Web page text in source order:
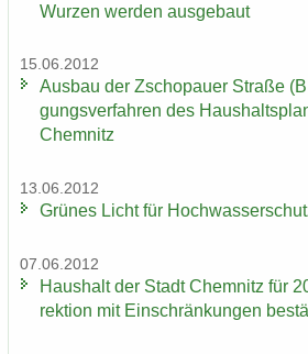
Wur­zen wer­den aus­ge­baut
15.06.2012
Aus­bau der Zscho­pau­er Stra­ße
gungs­ver­fah­ren des
Chem­nitz
13.06.2012
Grü­nes Licht für
07.06.2012
Haus­halt der Stadt Chem­nitz für
rek­ti­on mit Ein­schrän­kun­gen